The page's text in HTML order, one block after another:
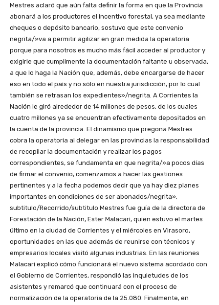
Mestres aclaró que aún falta definir la forma en que la Provincia
abonará a los productores el incentivo forestal, ya sea mediante
cheques o depósito bancario, sostuvo que este convenio
negrita/»va a permitir agilizar en gran medida la operatoria
porque para nosotros es mucho más fácil acceder al productor y
exigirle que cumplimente la documentación faltante u observada,
a que lo haga la Nación que, además, debe encargarse de hacer
eso en todo el país y no sólo en nuestra jurisdicción, por lo cual
también se retrasan los expedientes»/negrita. A Corrientes la
Nación le giró alrededor de 14 millones de pesos, de los cuales
cuatro millones ya se encuentran efectivamente depositados en
la cuenta de la provincia. El dinamismo que pregona Mestres
cobra la operatoria al delegar en las provincias la responsabilidad
de recopilar la documentación y realizar los pagos
correspondientes, se fundamenta en que negrita/»a pocos días
de firmar el convenio, comenzamos a hacer las gestiones
pertinentes y a la fecha podemos decir que ya hay diez planes
importantes en condiciones de ser abonados/negrita».
subtitulo/Recorrido/subtitulo Mestres fue guía de la directora de
Forestación de la Nación, Ester Malacari, quien estuvo el martes
último en la ciudad de Corrientes y el miércoles en Virasoro,
oportunidades en las que además de reunirse con técnicos y
empresarios locales visitó algunas industrias. En las reuniones
Malacari explicó cómo funcionará el nuevo sistema acordado con
el Gobierno de Corrientes, respondió las inquietudes de los
asistentes y remarcó que continuará con el proceso de
normalización de la operatoria de la 25.080. Finalmente, en